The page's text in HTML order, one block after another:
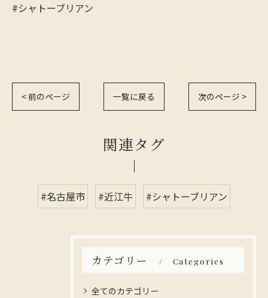
#シャトーブリアン
< 前のページ 一覧に戻る 次のページ >
関連タグ
#名古屋市 #近江牛 #シャトーブリアン
カテゴリー Categories
全てのカテゴリー